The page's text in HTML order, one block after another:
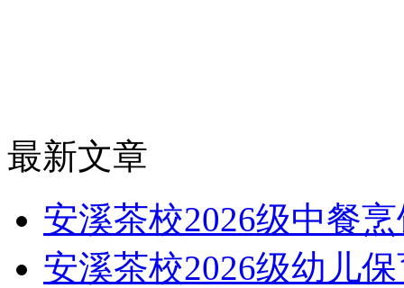
最新文章
安溪茶校2026级中餐
安溪茶校2026级幼儿